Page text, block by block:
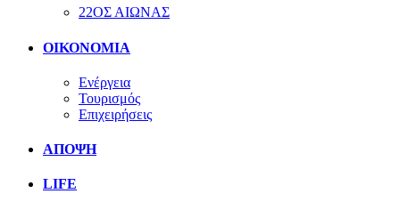
22ΟΣ ΑΙΩΝΑΣ
ΟΙΚΟΝΟΜΙΑ
Ενέργεια
Τουρισμός
Επιχειρήσεις
ΑΠΟΨΗ
LIFE